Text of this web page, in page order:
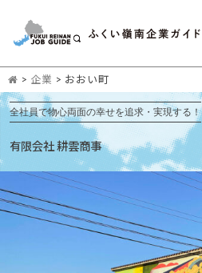
> 企業 > おおい町
全社員で物心両面の幸せを追求・実現する！
有限会社 耕雲商事